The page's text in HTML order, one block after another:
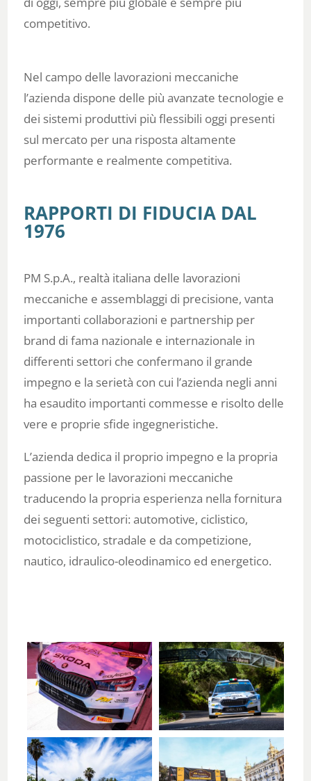
competitivo.
Nel campo delle lavorazioni meccaniche
l’azienda dispone delle più avanzate tecnologie e
dei sistemi produttivi più flessibili oggi presenti
sul mercato per una risposta altamente
performante e realmente competitiva.
RAPPORTI DI FIDUCIA DAL
1976
PM S.p.A., realtà italiana delle lavorazioni
meccaniche e assemblaggi di precisione, vanta
importanti collaborazioni e partnership per
brand di fama nazionale e internazionale in
differenti settori che confermano il grande
impegno e la serietà con cui l’azienda negli anni
ha esaudito importanti commesse e risolto delle
vere e proprie sfide ingegneristiche.
L’azienda dedica il proprio impegno e la propria
passione per le lavorazioni meccaniche
traducendo la propria esperienza nella fornitura
dei seguenti settori: automotive, ciclistico,
motociclistico, stradale e da competizione,
nautico, idraulico-oleodinamico ed energetico.